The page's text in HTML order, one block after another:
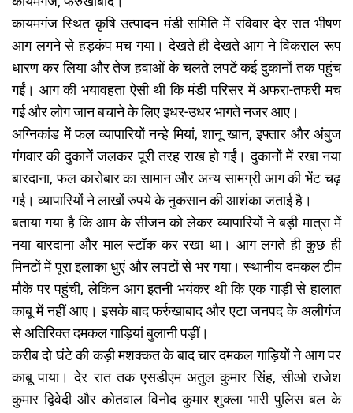
कायमगंज स्थित कृषि उत्पादन मंडी समिति में रविवार देर रात भीषण
आग लगने से हड़कंप मच गया। देखते ही देखते आग ने विकराल रूप
धारण कर लिया और तेज हवाओं के चलते लपटें कई दुकानों तक पहुंच
गईं। आग की भयावहता ऐसी थी कि मंडी परिसर में अफरा-तफरी मच
गई और लोग जान बचाने के लिए इधर-उधर भागते नजर आए।
अग्निकांड में फल व्यापारियों नन्हे मियां, शानू खान, इफ्तार और अंबुज
गंगवार की दुकानें जलकर पूरी तरह राख हो गईं। दुकानों में रखा नया
बारदाना, फल कारोबार का सामान और अन्य सामग्री आग की भेंट चढ़
गई। व्यापारियों ने लाखों रुपये के नुकसान की आशंका जताई है।
बताया गया है कि आम के सीजन को लेकर व्यापारियों ने बड़ी मात्रा में
नया बारदाना और माल स्टॉक कर रखा था। आग लगते ही कुछ ही
मिनटों में पूरा इलाका धुएं और लपटों से भर गया। स्थानीय दमकल टीम
मौके पर पहुंची, लेकिन आग इतनी भयंकर थी कि एक गाड़ी से हालात
काबू में नहीं आए। इसके बाद फर्रुखाबाद और एटा जनपद के अलीगंज
से अतिरिक्त दमकल गाड़ियां बुलानी पड़ीं।
करीब दो घंटे की कड़ी मशक्कत के बाद चार दमकल गाड़ियों ने आग पर
काबू पाया। देर रात तक एसडीएम अतुल कुमार सिंह, सीओ राजेश
कुमार द्विवेदी और कोतवाल विनोद कुमार शुक्ला भारी पुलिस बल के